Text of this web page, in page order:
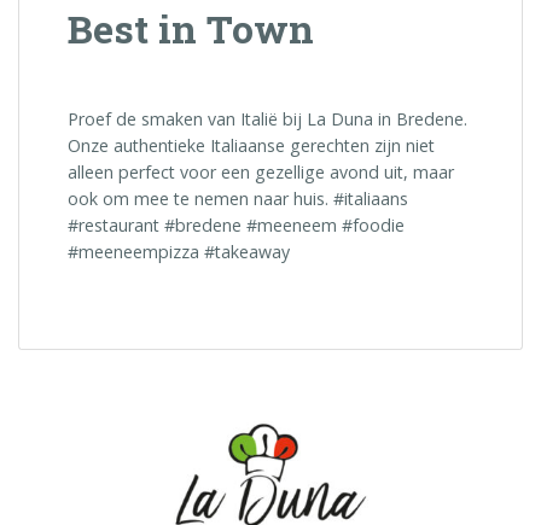
Best in Town
Proef de smaken van Italië bij La Duna in Bredene.
Onze authentieke Italiaanse gerechten zijn niet
alleen perfect voor een gezellige avond uit, maar
ook om mee te nemen naar huis. #italiaans
#restaurant #bredene #meeneem #foodie
#meeneempizza #takeaway